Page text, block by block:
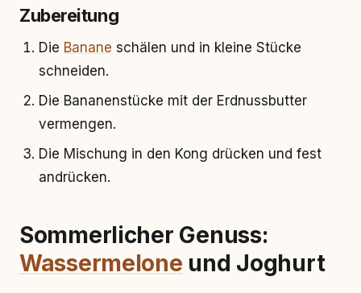
Zubereitung
Die Banane schälen und in kleine Stücke
schneiden.
Die Bananenstücke mit der Erdnussbutter
vermengen.
Die Mischung in den Kong drücken und fest
andrücken.
Sommerlicher Genuss:
Wassermelone und Joghurt